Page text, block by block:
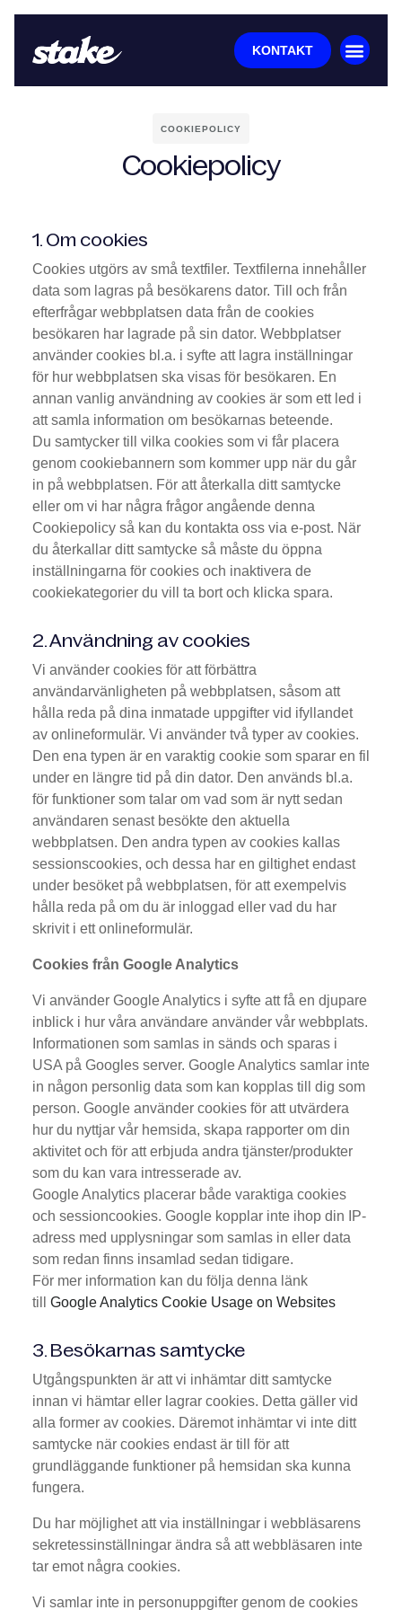
KONTAKT
COOKIEPOLICY
Cookiepolicy
1. Om cookies
Cookies utgörs av små textfiler. Textfilerna innehåller
data som lagras på besökarens dator. Till och från
efterfrågar webbplatsen data från de cookies
besökaren har lagrade på sin dator. Webbplatser
använder cookies bl.a. i syfte att lagra inställningar
för hur webbplatsen ska visas för besökaren. En
annan vanlig användning av cookies är som ett led i
att samla information om besökarnas beteende.
Du samtycker till vilka cookies som vi får placera
genom cookiebannern som kommer upp när du går
in på webbplatsen. För att återkalla ditt samtycke
eller om vi har några frågor angående denna
Cookiepolicy så kan du kontakta oss via e-post. När
du återkallar ditt samtycke så måste du öppna
inställningarna för cookies och inaktivera de
cookiekategorier du vill ta bort och klicka spara.
2. Användning av cookies
Vi använder cookies för att förbättra
användarvänligheten på webbplatsen, såsom att
hålla reda på dina inmatade uppgifter vid ifyllandet
av onlineformulär. Vi använder två typer av cookies.
Den ena typen är en varaktig cookie som sparar en fil
under en längre tid på din dator. Den används bl.a.
för funktioner som talar om vad som är nytt sedan
användaren senast besökte den aktuella
webbplatsen. Den andra typen av cookies kallas
sessionscookies, och dessa har en giltighet endast
under besöket på webbplatsen, för att exempelvis
hålla reda på om du är inloggad eller vad du har
skrivit i ett onlineformulär.
Cookies från Google Analytics
Vi använder Google Analytics i syfte att få en djupare
inblick i hur våra användare använder vår webbplats.
Informationen som samlas in sänds och sparas i
USA på Googles server. Google Analytics samlar inte
in någon personlig data som kan kopplas till dig som
person. Google använder cookies för att utvärdera
hur du nyttjar vår hemsida, skapa rapporter om din
aktivitet och för att erbjuda andra tjänster/produkter
som du kan vara intresserade av.
Google Analytics placerar både varaktiga cookies
och sessioncookies. Google kopplar inte ihop din IP-
adress med upplysningar som samlas in eller data
som redan finns insamlad sedan tidigare.
För mer information kan du följa denna länk
till Google Analytics Cookie Usage on Websites
3. Besökarnas samtycke
Utgångspunkten är att vi inhämtar ditt samtycke
innan vi hämtar eller lagrar cookies. Detta gäller vid
alla former av cookies. Däremot inhämtar vi inte ditt
samtycke när cookies endast är till för att
grundläggande funktioner på hemsidan ska kunna
fungera.
Du har möjlighet att via inställningar i webbläsarens
sekretessinställningar ändra så att webbläsaren inte
tar emot några cookies.
Vi samlar inte in personuppgifter genom de cookies